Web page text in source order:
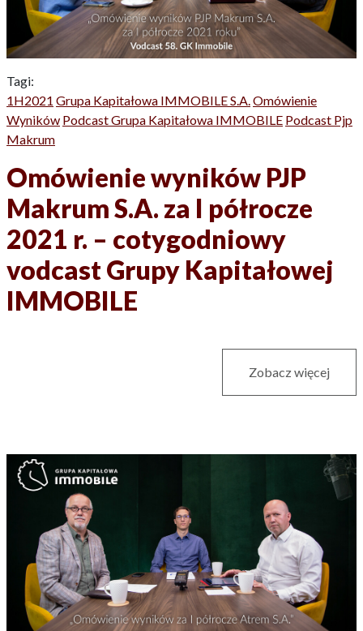
Tagi:
1H2021 Grupa Kapitałowa IMMOBILE S.A.Omówienie
Wyników Podcast Grupa Kapitałowa IMMOBILE Podcast Pjp
Makrum
Omówienie wyników PJP
Makrum S.A. za I półrocze
2021 r. – cotygodniowy
vodcast Grupy Kapitałowej
IMMOBILE
Zobacz więcej